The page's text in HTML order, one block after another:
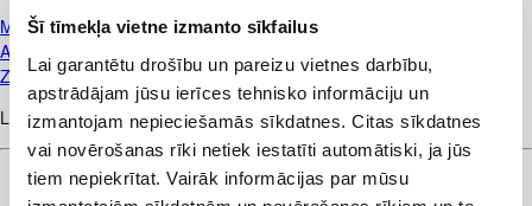
Šī tīmekļa vietne izmanto sīkfailus
Lai garantētu drošību un pareizu vietnes darbību,
apstrādājam jūsu ierīces tehnisko informāciju un
izmantojam nepieciešamās sīkdatnes. Citas sīkdatnes
vai novērošanas rīki netiek iestatīti automātiski, ja jūs
tiem nepiekrītat. Vairāk informācijas par mūsu
Mājas lapa
Akcijas
Zīdaiņu un bērnu preces
Lai izvēlētos ērtu piegādes laiku, Pieslēgties vai Reģistrēties
«